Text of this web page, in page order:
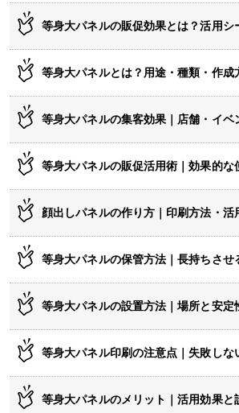
等身大パネルの販促効果とは？活用シ
等身大パネルとは？用途・種類・作成
等身大パネルの集客効果｜店舗・イベ
等身大パネルの販促活用術｜効果的な
顔出しパネルの作り方｜印刷方法・活
等身大パネルの保管方法｜長持ちさせ
等身大パネルの設置方法｜場所と安定
等身大パネル印刷の注意点｜失敗しな
等身大パネルのメリット｜活用効果と